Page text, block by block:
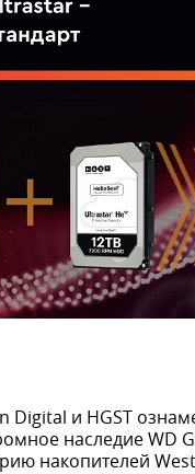
Digital и HGST
наследие WD
накопителей